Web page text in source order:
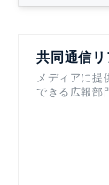
共同通信
メディアに提
できる広報部